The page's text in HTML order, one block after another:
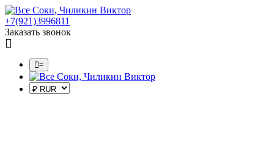
+7(921)3996811
Заказать звонок
=